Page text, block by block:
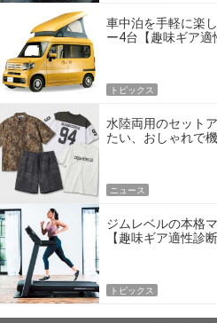
車中泊を手軽に楽
ー4台【趣味ギア適
トピックス
水陸両用のセット
たい、おしゃれで
ニュース
ジムレベルの本格
【趣味ギア適性診断
トピックス